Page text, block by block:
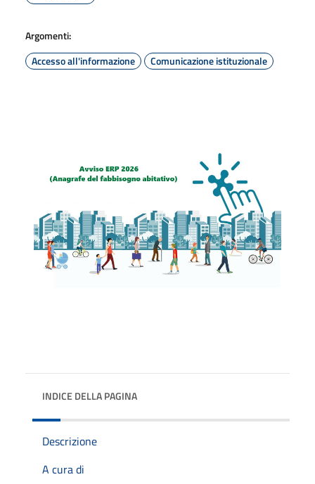
Argomenti:
Accesso all'informazione
Comunicazione istituzionale
INDICE DELLA PAGINA
Descrizione
A cura di